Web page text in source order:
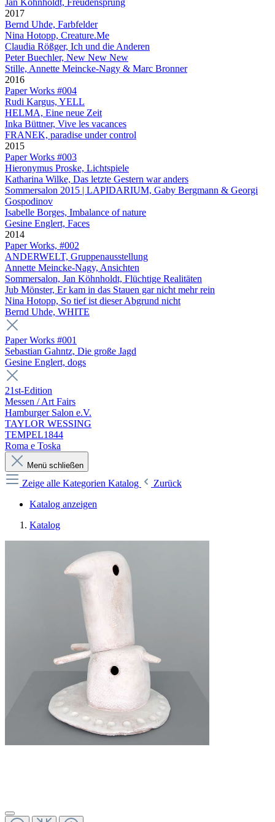
Jan Köhnholdt, Freudensprung
2017
Bernd Uhde, Farbfelder
Nina Hotopp, Creature.Me
Claudia Rößger, Ich und die Anderen
Peter Buechler, New New New
Stille, Annette Meincke-Nagy & Marc Bronner
2016
Paper Works #004
Rudi Kargus, YELL
HELMA, Eine neue Zeit
Inka Büttner, Vive les vacances
FRANEK, paradise under control
2015
Paper Works #003
Hieronymus Proske, Lichtspiele
Katharina Wilke, Das letzte Gestern war anders
Sommersalon 2015 | LAPIDARIUM, Gaby Bergmann & Georgi
Gospodinov
Isabelle Borges, Imbalance of nature
Gesine Englert, Faces
2014
Paper Works, #002
ANDERWELT, Gruppenausstellung
Annette Meincke-Nagy, Ansichten
Sommersalon, Jan Köhnholdt, Flüchtige Realitäten
Jub Mönster, Er kam in das Stauen gar nicht mehr rein
Nina Hotopp, So tief ist dieser Abgrund nicht
Bernd Uhde, WHITE
Paper Works #001
Sebastian Gahntz, Die große Jagd
Gesine Englert, dogs
21st-Edition
Messen / Art Fairs
Hamburger Salon e.V.
TAYLOR WESSING
TEMPEL1844
Roma e Toska
Menü schließen
Zeige alle Kategorien Katalog
Zurück
Katalog anzeigen
Katalog